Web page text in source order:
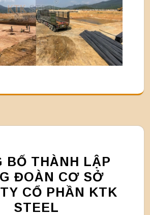
BỐ THÀNH LẬP
ĐOÀN CƠ SỞ
CỔ PHẦN KTK
STEEL